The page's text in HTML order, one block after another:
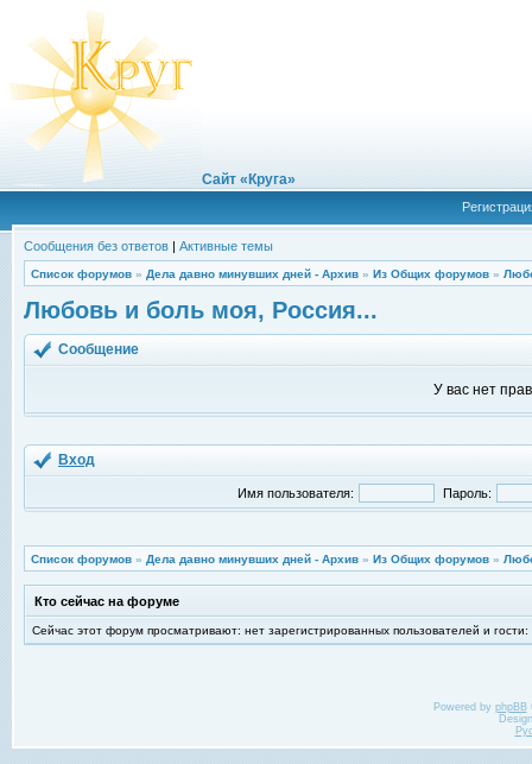
Сайт «Круга»
Сообщения без ответов | Активные темы
Список форумов » Дела давно минувших дней - Архив » Из Общих форумов »
Любовь и боль моя, Россия...
Сообщение
У вас нет
Вход
Имя пользователя: Пароль:
Список форумов » Дела давно минувших дней - Архив » Из Общих форумов »
Кто сейчас на форуме
Сейчас этот форум просматривают: нет зарегистрированных пользователей и гости:
Powered by phpBB